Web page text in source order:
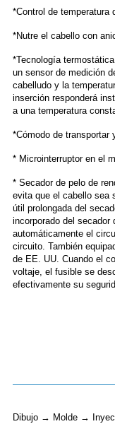
*Control de temperatura
*Nutre el cabello con
*Tecnología
un sensor de medición
cabelludo y la
inserción responderá
a una temperatura
*Cómodo de transportar
* Microinterruptor en el
* Secador de pelo de
evita que el cabello sea
útil prolongada del
incorporado del secador
automáticamente el
circuito. También
de EE. UU. Cuando el
voltaje, el fusible se
efectivamente su
Dibujo → Molde →